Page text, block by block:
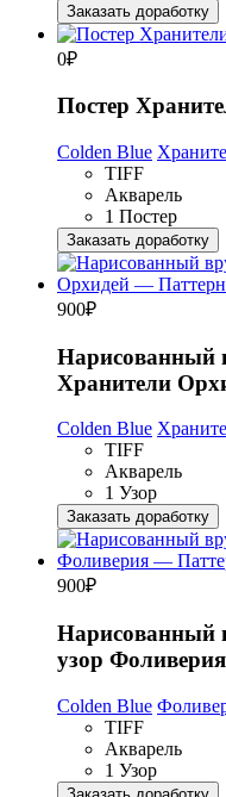
Заказать доработку
0₽
Постер
Colden Blue
TIFF
Акварель
1 Постер
Заказать доработку
900₽
Нарисованный
Хранители
Colden Blue
TIFF
Акварель
1 Узор
Заказать доработку
900₽
Нарисованный
узор Фоливерия
Colden Blue
TIFF
Акварель
1 Узор